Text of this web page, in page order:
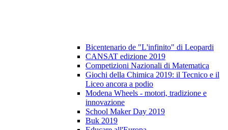
Bicentenario de "L'infinito" di Leopardi
CANSAT edizione 2019
Competizioni Nazionali di Matematica
Giochi della Chimica 2019: il Tecnico e il
Liceo ancora a podio
Modena Wheels - motori, tradizione e
innovazione
School Maker Day 2019
Buk 2019